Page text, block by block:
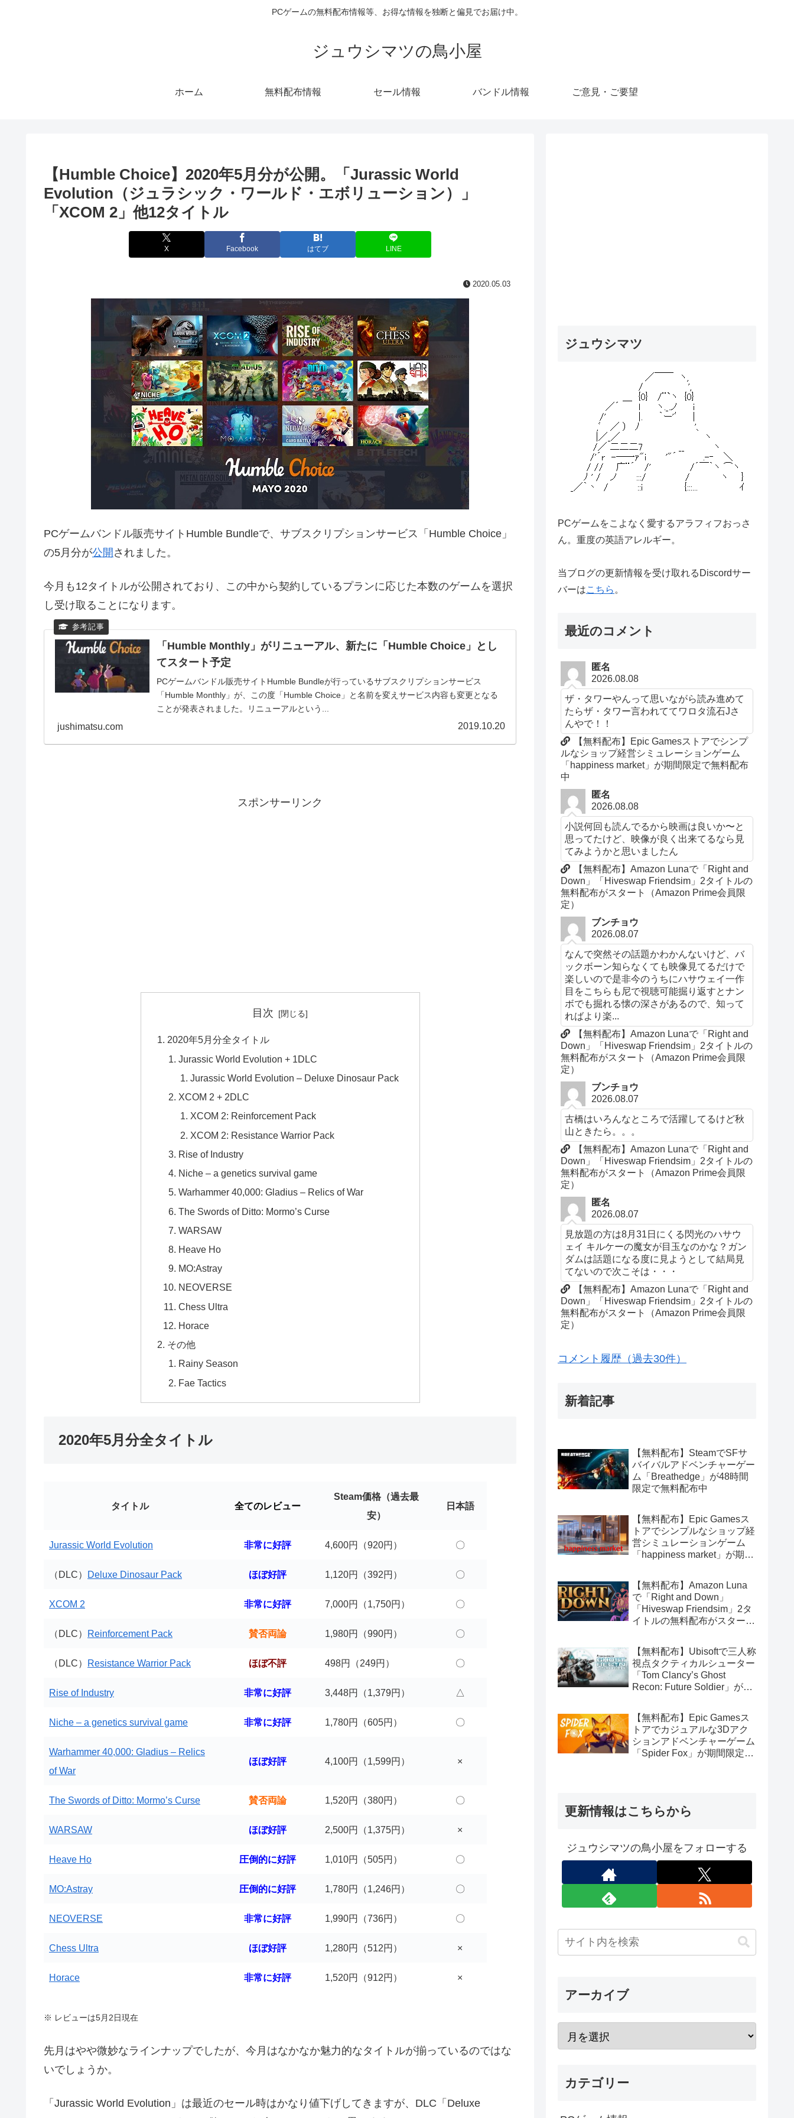
PCゲームの無料配布情報等、お得な情報を独断と偏見でお届け中。
ジュウシマツの鳥小屋
ホーム 無料配布情報 セール情報 バンドル情報 ご意見・ご要望
【Humble Choice】2020年5月分が公開。「Jurassic World
Evolution（ジュラシック・ワールド・エボリューション）」
「XCOM 2」他12タイトル
X Facebook はてブ LINE
2020.05.03
PCゲームバンドル販売サイトHumble Bundleで、サブスクリプションサービス「Humble Choice」
の5月分が公開 されました。
今月も12タイトルが公開されており、この中から契約しているプランに応じた本数のゲームを選択
し受け取ることになります。
「Humble Monthly」がリニューアル、新たに「Humble Choice」とし
てスタート予定
PCゲームバンドル販売サイトHumble Bundleが行っているサブスクリプションサービス
「Humble Monthly」が、この度「Humble Choice」と名前を変えサービス内容も変更となる
ことが発表されました。リニューアルという...
jushimatsu.com 2019.10.20
スポンサーリンク
目次
2020年5月分全タイトル
Jurassic World Evolution + 1DLC
Jurassic World Evolution – Deluxe Dinosaur Pack
XCOM 2 + 2DLC
XCOM 2: Reinforcement Pack
XCOM 2: Resistance Warrior Pack
Rise of Industry
Niche – a genetics survival game
Warhammer 40,000: Gladius – Relics of War
The Swords of Ditto: Mormo’s Curse
WARSAW
Heave Ho
MO:Astray
NEOVERSE
Chess Ultra
Horace
その他
Rainy Season
Fae Tactics
2020年5月分全タイトル
タイトル 全てのレビュー
Steam価格（過去最
安）
日本語
Jurassic World Evolution 非常に好評 4,600円（920円） 〇
（DLC） Deluxe Dinosaur Pack ほぼ好評 1,120円（392円） 〇
XCOM 2 非常に好評 7,000円（1,750円） 〇
（DLC） Reinforcement Pack 賛否両論 1,980円（990円） 〇
（DLC） Resistance Warrior Pack ほぼ不評 498円（249円） 〇
Rise of Industry 非常に好評 3,448円（1,379円） △
Niche – a genetics survival game 非常に好評 1,780円（605円） 〇
Warhammer 40,000: Gladius – Relics
of War
ほぼ好評 4,100円（1,599円） ×
The Swords of Ditto: Mormo’s Curse 賛否両論 1,520円（380円） 〇
WARSAW ほぼ好評 2,500円（1,375円） ×
Heave Ho 圧倒的に好評 1,010円（505円） 〇
MO:Astray 圧倒的に好評 1,780円（1,246円） 〇
NEOVERSE 非常に好評 1,990円（736円） 〇
Chess Ultra ほぼ好評 1,280円（512円） ×
Horace 非常に好評 1,520円（912円） ×
※ レビューは5月2日現在
先月はやや微妙なラインナップでしたが、今月はなかなか魅力的なタイトルが揃っているのではな
いでしょうか。
「Jurassic World Evolution」は最近のセール時はかなり値下げしてきますが、DLC「Deluxe
ジュウシマツ
PCゲームをこよなく愛するアラフィフおっさ
ん。重度の英語アレルギー。
当ブログの更新情報を受け取れるDiscordサー
バーはこちら 。
最近のコメント
匿名
2026.08.08
ザ・タワーやんって思いながら読み進めて
たらザ・タワー言われててワロタ流石Jさ
んやで！！
【無料配布】Epic Gamesストアでシンプ
ルなショップ経営シミュレーションゲーム
「happiness market」が期間限定で無料配布
中
匿名
2026.08.08
小説何回も読んでるから映画は良いか〜と
思ってたけど、映像が良く出来てるなら見
てみようかと思いましたん
【無料配布】Amazon Lunaで「Right and
Down」「Hiveswap Friendsim」2タイトルの
無料配布がスタート（Amazon Prime会員限
定）
ブンチョウ
2026.08.07
なんで突然その話題かわかんないけど、バ
ックボーン知らなくても映像見てるだけで
楽しいので是非今のうちにハサウェイ一作
目をこちらも尼で視聴可能掘り返すとナン
ボでも掘れる懐の深さがあるので、知って
ればより楽...
【無料配布】Amazon Lunaで「Right and
Down」「Hiveswap Friendsim」2タイトルの
無料配布がスタート（Amazon Prime会員限
定）
ブンチョウ
2026.08.07
古橋はいろんなところで活躍してるけど秋
山ときたら。。。
【無料配布】Amazon Lunaで「Right and
Down」「Hiveswap Friendsim」2タイトルの
無料配布がスタート（Amazon Prime会員限
定）
匿名
2026.08.07
見放題の方は8月31日にくる閃光のハサウ
ェイ キルケーの魔女が目玉なのかな？ガン
ダムは話題になる度に見ようとして結局見
てないので次こそは・・・
【無料配布】Amazon Lunaで「Right and
Down」「Hiveswap Friendsim」2タイトルの
無料配布がスタート（Amazon Prime会員限
定）
コメント履歴（過去30件）
新着記事
【無料配布】SteamでSFサ
バイバルアドベンチャーゲー
ム「Breathedge」が48時間
限定で無料配布中
【無料配布】Epic Gamesス
トアでシンプルなショップ経
営シミュレーションゲーム
「happiness market」が期間
【無料配布】Amazon Luna
で「Right and Down」
「Hiveswap Friendsim」2タ
イトルの無料配布がスタート
【無料配布】Ubisoftで三人称
視点タクティカルシューター
「Tom Clancy’s Ghost
Recon: Future Soldier」が期
Connect版）
【無料配布】Epic Gamesス
トアでカジュアルな3Dアク
ションアドベンチャーゲーム
「Spider Fox」が期間限定で
更新情報はこちらから
ジュウシマツの鳥小屋をフォローする
アーカイブ
カテゴリー